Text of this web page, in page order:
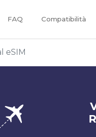
FAQ Compatibilità
eSIM